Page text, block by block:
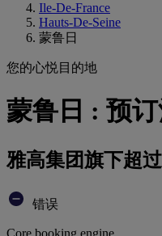
Ile-De-France
Hauts-De-Seine
蒙鲁日
您的心悦目的地
蒙鲁日 : 预
雅高集团旗下超
错误
Core booking engine